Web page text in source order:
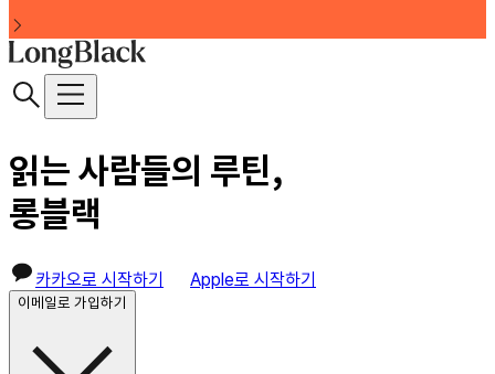
읽는 사람들의 루틴,
롱블랙
카카오로 시작하기 Apple로 시작하기
이메일로 가입하기